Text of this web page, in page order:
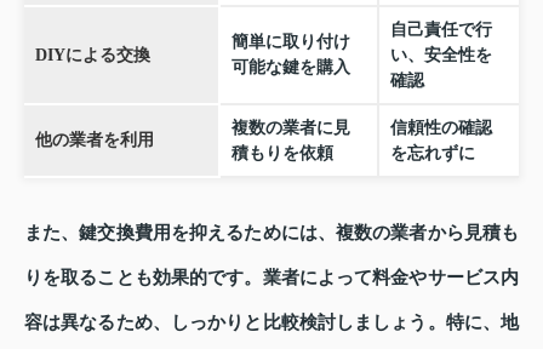
DIYによる交換
簡単に取り付け
可能な鍵を購入
自己責任で行
い、安全性を
確認
他の業者を利用
複数の業者に見
積もりを依頼
信頼性の確認
を忘れずに
また、鍵交換費用を抑えるためには、複数の業者から見積も
りを取ることも効果的です。業者によって料金やサービス内
容は異なるため、しっかりと比較検討しましょう。特に、地